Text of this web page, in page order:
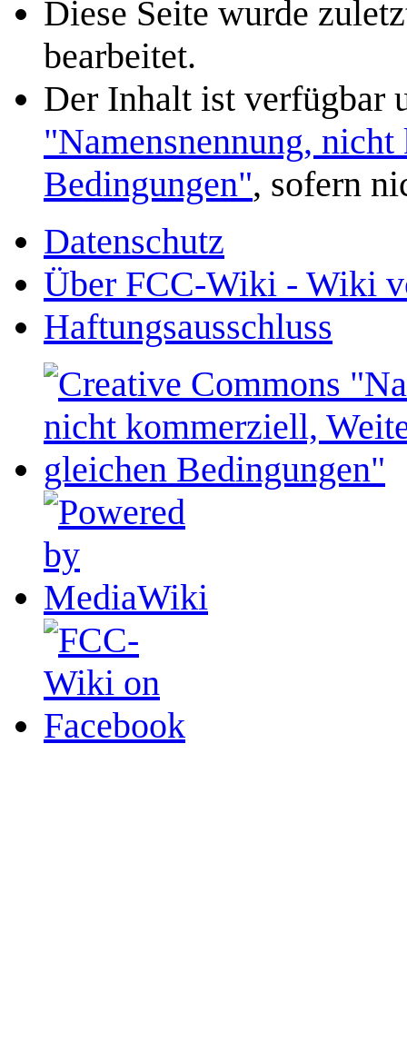
Diese Seite wurde
bearbeitet.
Der Inhalt ist verfügbar
"Namensnennung,
Bedingungen", sofern
Datenschutz
Über FCC-Wiki - Wiki
Haftungsausschluss